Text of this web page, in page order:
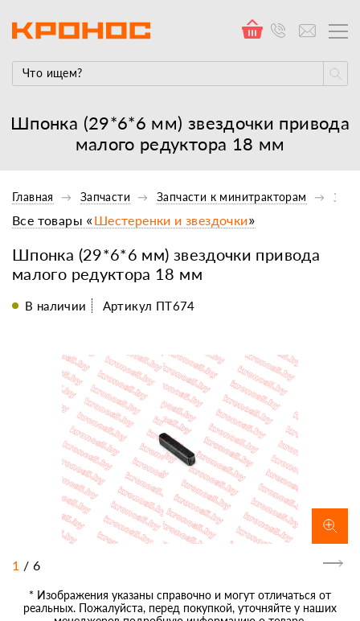
Шпонка (29*6*6 мм) звездочки привода
малого редуктора 18 мм
Главная Запчасти Запчасти к минитракторам
Шпонка (29*6*6 мм) звездочки привода
малого редуктора 18 мм
Все товары «Шестеренки и звездочки»
В наличии Артикул ПТ674
1 / 6
* Изображения указаны справочно и могут отличаться от
реальных. Пожалуйста, перед покупкой, уточняйте у наших